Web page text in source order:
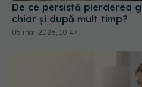
05 mar 2026, 10:47